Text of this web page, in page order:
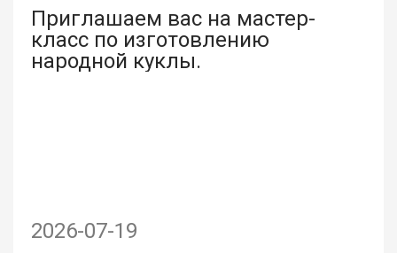
Приглашаем вас на мастер-
класс по изготовлению
народной куклы.
2026-07-19